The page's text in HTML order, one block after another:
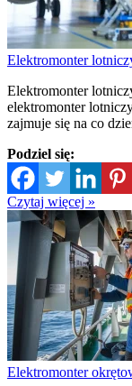
Elektromonter
Elektromonter
elektromonter
zajmuje się na co
Podziel się:
Czytaj więcej »
Elektromonter